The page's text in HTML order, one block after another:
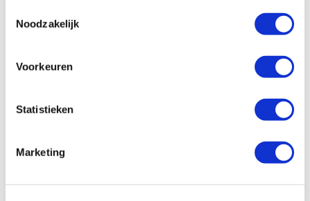
Noodzakelijk
Voorkeuren
Statistieken
Marketing